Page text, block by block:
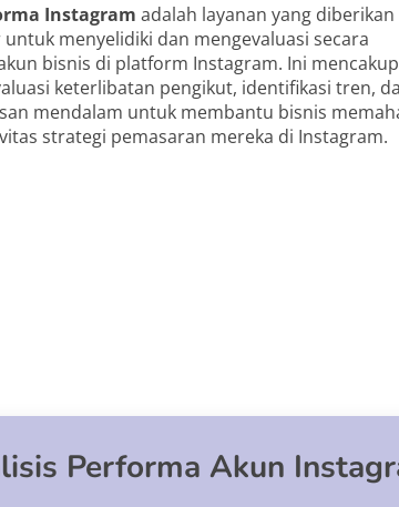
Instagram adalah layanan yang diberikan
menyelidiki dan mengevaluasi secara
bisnis di platform Instagram. Ini mencakup
keterlibatan pengikut, identifikasi tren,
mendalam untuk membantu bisnis
strategi pemasaran mereka di Instagram.
Performa Akun